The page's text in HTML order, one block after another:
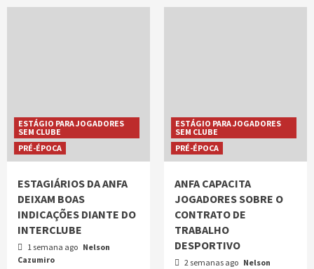
ESTÁGIO PARA JOGADORES
SEM CLUBE
PRÉ-ÉPOCA
ESTAGIÁRIOS DA ANFA
DEIXAM BOAS
INDICAÇÕES DIANTE DO
INTERCLUBE
1 semana ago Nelson
Cazumiro
ESTÁGIO PARA JOGADORES
SEM CLUBE
PRÉ-ÉPOCA
ANFA CAPACITA
JOGADORES SOBRE O
CONTRATO DE
TRABALHO
DESPORTIVO
2 semanas ago Nelson